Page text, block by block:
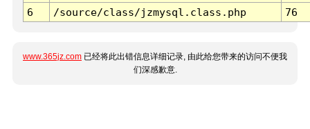
6
/source/class/jzmysql.class.php 76
www.365jz.com 已经将此出错信息详细记录, 由此给您带来的访问不便我
们深感歉意.